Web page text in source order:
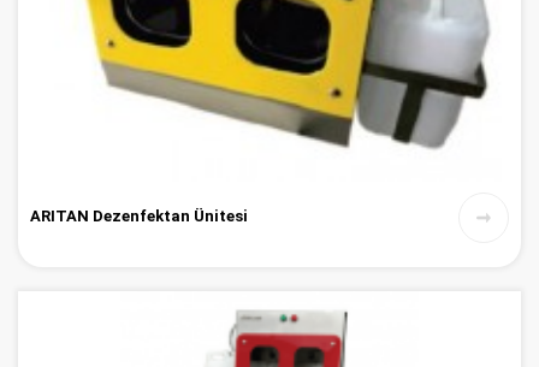
ARITAN Dezenfektan Ünitesi